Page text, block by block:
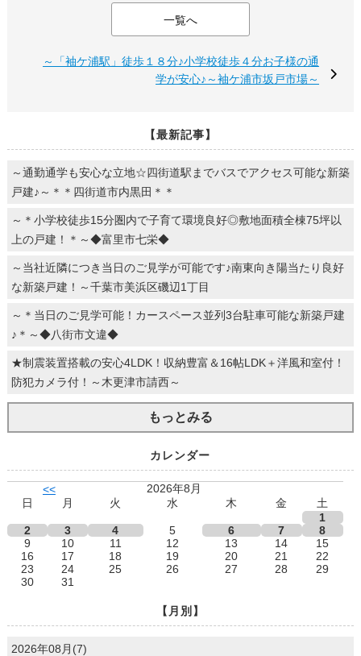
一覧へ
～「袖ケ浦駅」徒歩１８分♪小学校徒歩４分お子様の通
学が安心♪～袖ケ浦市坂戸市場～
【最新記事】
～通勤通学も安心な立地☆四街道駅までバスでアクセス可能な新築
戸建♪～＊＊四街道市内黒田＊＊
～＊小学校徒歩15分圏内で子育て環境良好◎敷地面積全棟75坪以
上の戸建！＊～◆富里市七栄◆
～当社近隣につき当日のご見学が可能です♪南東向き陽当たり良好
な新築戸建！～千葉市美浜区磯辺1丁目
～＊当日のご見学可能！カースペース並列3台駐車可能な新築戸建
♪＊～◆八街市文違◆
★制震装置搭載の安心4LDK！収納豊富＆16帖LDK＋洋風和室付！
防犯カメラ付！～木更津市請西～
もっとみる
カレンダー
<<
2026年8月
日
月 火 水 木 金
土
1
2
3 4 5 6 7
8
9
10 11 12 13 14
15
16
17 18 19 20 21
22
23
24 25 26 27 28
29
30
31
【月別】
2026年08月(7)